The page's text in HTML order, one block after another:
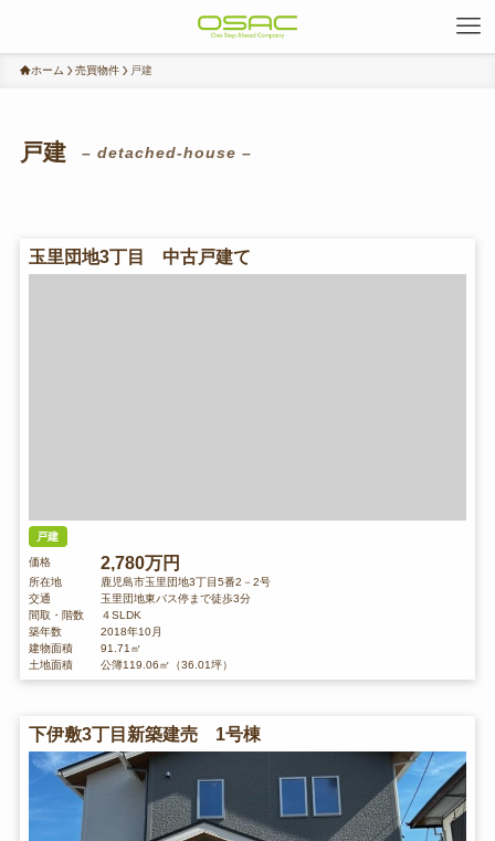
ホーム 売買物件 戸建
戸建 – detached-house –
玉里団地3丁目 中古戸建て
戸建
価格 2,780万円
所在地
鹿児島市玉里団地3丁目5番2－2号
交通
玉里団地東バス停まで徒歩3分
間取・階数
４SLDK
築年数
2018年10月
建物面積
91.71㎡
土地面積
公簿119.06㎡（36.01坪）
下伊敷3丁目新築建売 1号棟